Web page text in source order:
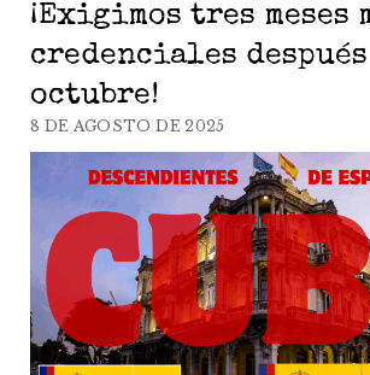
¡Exigimos tres meses
credenciales después
octubre!
8 DE AGOSTO DE 2025